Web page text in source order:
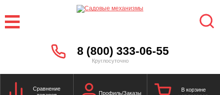
8 (800) 333-06-55
Круглосуточно
Сравнение
Профиль/Заказы
В корзине